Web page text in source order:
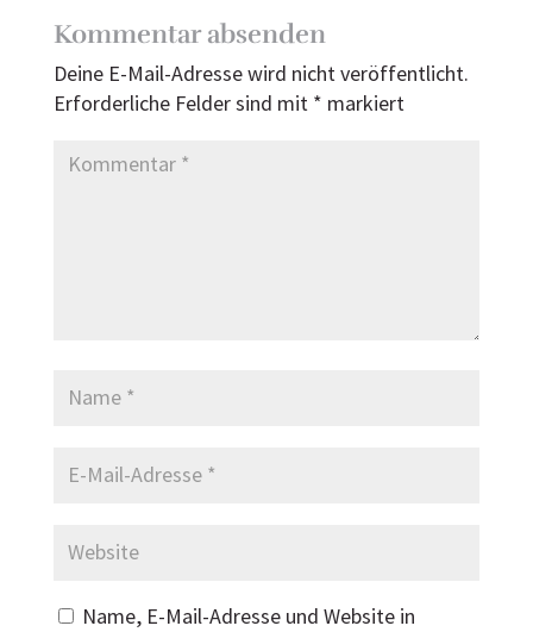
Kommentar absenden
Deine E-Mail-Adresse wird nicht veröffentlicht.
Erforderliche Felder sind mit * markiert
Name, E-Mail-Adresse und Website in